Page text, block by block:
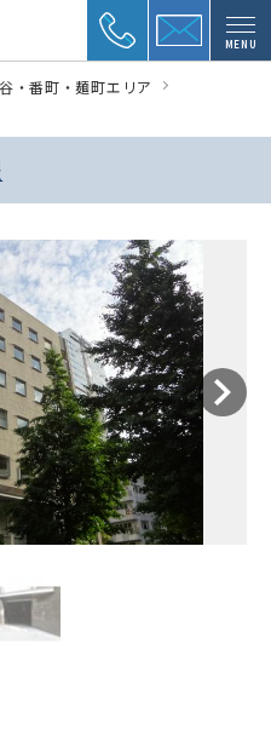
MENU
・番町・麺町エリア